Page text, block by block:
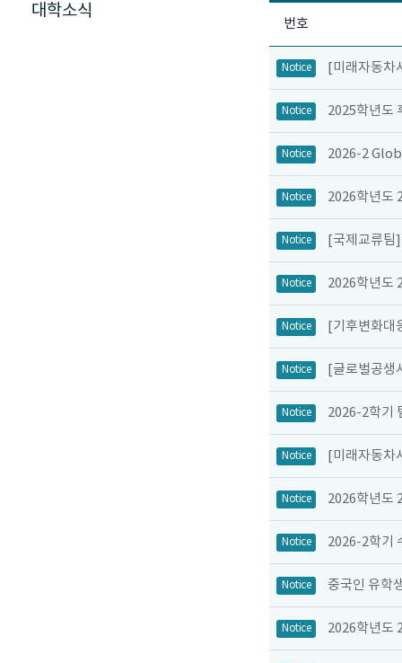
대학소식
번호
Notice [미래자동
Notice 2025학년도
Notice 2026-2
Notice 2026학년도
Notice [국제교류팀
Notice 2026학년도
Notice [기후변화대
Notice [글로벌공생
Notice 2026-2학기
Notice [미래자동차
Notice 2026학년도
Notice 2026-2학기
Notice 중국인 유학
Notice 2026학년도